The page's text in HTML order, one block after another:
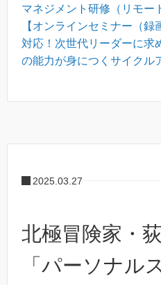
マネジメント研修（リモー
【オンラインセミナー（
対応！次世代リーダーに求
の能力が身につくサイクル
2025.03.27
北極冒険家・
「パーソナル